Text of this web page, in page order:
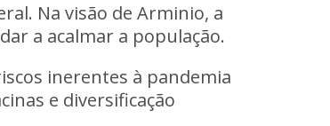
Na visão de Arminio, a
a acalmar a população.
inerentes à pandemia
e diversificação